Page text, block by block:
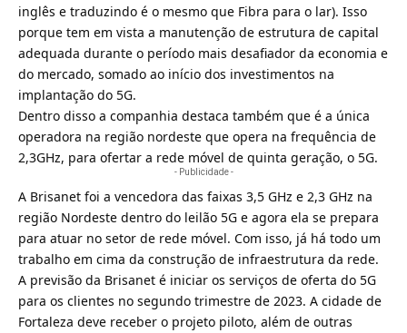
inglês e traduzindo é o mesmo que Fibra para o lar). Isso
porque tem em vista a manutenção de estrutura de capital
adequada durante o período mais desafiador da economia e
do mercado, somado ao início dos investimentos na
implantação do 5G.
Dentro disso a companhia destaca também que é a única
operadora na região nordeste que opera na frequência de
2,3GHz, para ofertar a rede móvel de quinta geração, o 5G.
- Publicidade -
A Brisanet foi a vencedora das faixas 3,5 GHz e 2,3 GHz na
região Nordeste dentro do leilão 5G e agora ela se prepara
para atuar no setor de rede móvel. Com isso, já há todo um
trabalho em cima da construção de infraestrutura da rede.
A previsão da Brisanet é iniciar os serviços de oferta do 5G
para os clientes no segundo trimestre de 2023. A cidade de
Fortaleza deve receber o projeto piloto, além de outras